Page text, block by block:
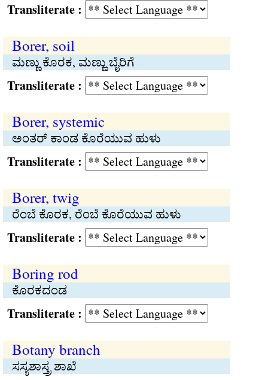
:
Borer, soil
ಮಣ್ಣು ಕೊರಕ, ಮಣ್ಣು ಬೈರಿಗೆ
:
Borer, systemic
ಅಂತರ್ ಕಾಂಡ ಕೊರೆಯುವ ಹುಳು
:
Borer, twig
ರೆಂಬೆ ಕೊರಕ, ರೆಂಬೆ ಕೊರೆಯುವ ಹುಳು
:
Boring rod
ಕೊರಕದಂಡ
:
Botany branch
ಸಸ್ಯಶಾಸ್ತ್ರ ಶಾಖೆ